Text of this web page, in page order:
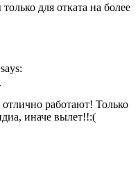
для отката на более
says:
работают! Только
иначе вылет!!:(